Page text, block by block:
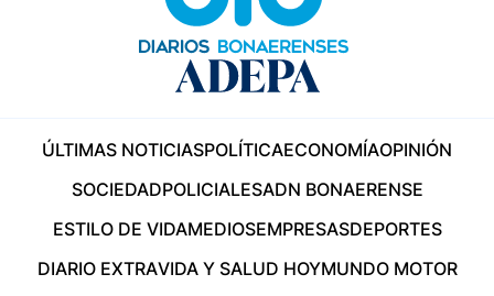
ÚLTIMAS NOTICIASPOLÍTICAECONOMÍAOPINIÓN
SOCIEDADPOLICIALESADN BONAERENSE
ESTILO DE VIDAMEDIOSEMPRESASDEPORTES
DIARIO EXTRAVIDA Y SALUD HOYMUNDO MOTOR